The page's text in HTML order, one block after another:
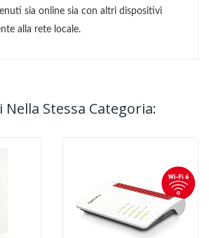
sia online sia con altri dispositivi
alla rete locale.
Stessa Categoria: